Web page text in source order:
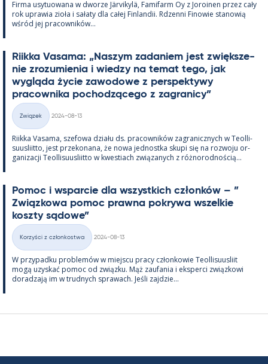
Firma usy­tuowana w dworze Jär­vi­kylä, Fa­mi­farm Oy z Jo­roi­nen przez cały
rok uprawia zioła i sałaty dla całej Fin­lan­dii. Rdzenni Fi­nowie sta­nowią
wśród jej pracow­ników...
Riikka Va­sama: „Naszym za­da­niem jest zwiększe­
nie zrozu­mie­nia i wiedzy na te­mat tego, jak
wygląda życie zawo­dowe z pers­pek­tywy
pracow­nika poc­hodzącego z za­gra­nicy”
Kategorie
Związek
2024-08-13
Riikka Va­sama, sze­fowa działu ds. pracow­ników za­gra­nicz­nych w Teol­li­
suus­liitto, jest prze­ko­nana, że nowa jed­nostka skupi się na rozwoju or­
ga­nizacji Teol­li­suus­liitto w kwes­tiach związa­nych z róż­no­rod­nością...
Po­moc i ws­parcie dla wszyst­kich członków – ”
Związ­kowa po­moc prawna pok­rywa wszel­kie
koszty są­dowe”
Kategorie
Korzyści z członkostwa
2024-08-13
W przy­padku problemów w miejscu pracy człon­kowie Teol­li­suus­liit
mogą uzys­kać po­moc od związku. Mąż zau­fa­nia i eks­perci związ­kowi
do­radzają im w trud­nych sprawach. Jeśli zajdzie...